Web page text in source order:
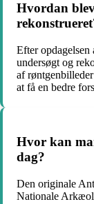
Hvordan
Efter
undersøgt og
af
at få en bedre
Hvor kan
dag?
Den originale
Nationale